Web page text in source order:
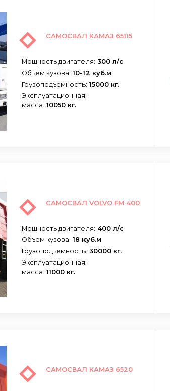
САМОСВАЛ КАМАЗ 65115
Мощность двигателя: 300 л/с
Объем кузова: 10-12 куб.м
Грузоподъемность: 15000 кг.
Эксплуатационная
масса: 10050 кг.
САМОСВАЛ VOLVO FM 400
Мощность двигателя: 400 л/с
Объем кузова: 18 куб.м
Грузоподъемность: 30000 кг.
Эксплуатационная
масса: 11000 кг.
САМОСВАЛ КАМАЗ 6520